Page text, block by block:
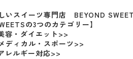
いスイーツ専門店 BEYOND
の3つのカテゴリー】
容・ダイエット>>
ディカル・スポーツ>>
レルギー対応>>